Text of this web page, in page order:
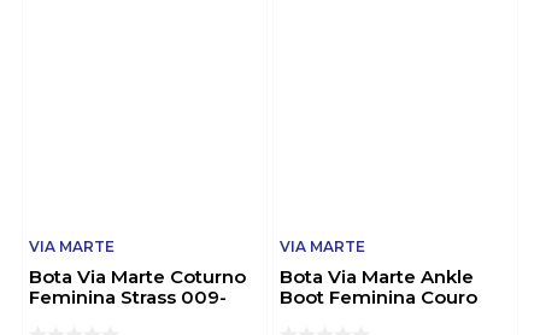
VIA MARTE
Bota Via Marte Coturno
Feminina Strass 009-
VIA MARTE
Bota Via Marte Ankle
Boot Feminina Couro